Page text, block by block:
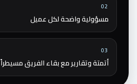
02
مسؤولية واضحة لكل عميل
03
أتمتة وتقارير مع بقاء الفريق مسيطراً